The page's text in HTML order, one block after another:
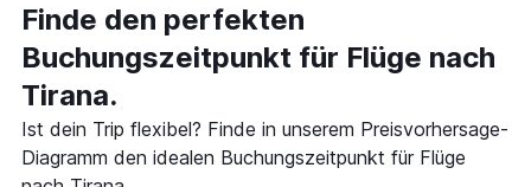
Finde den perfekten
Buchungszeitpunkt für Flüge nach
Tirana.
Ist dein Trip flexibel? Finde in unserem Preisvorhersage-
Diagramm den idealen Buchungszeitpunkt für Flüge